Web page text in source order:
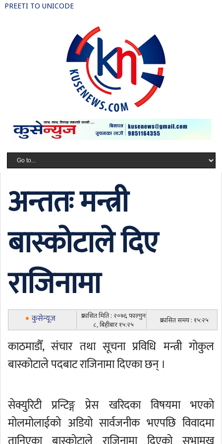
PREETI TO UNICODE
अन्ततः मन्त्री
बास्कोटाले दिए
राजिनामा
कुसेन्यूज
प्रकासित मिति : २०७६ फाल्गुन
८, बिहीबार १५:२५
प्रकासित समय : १५:२५
काठमाडाैँ, संचार तथा सूचना प्रविधि मन्त्री गोकुल
बास्कोटाले पदबाट राजिनामा दिएका छन् ।
सेक्युरिटी प्रन्टिङ्ग प्रेस खरिदका विषयमा भएको
मोलमोलाईको अडियो सार्वजनीक भएपछि विवादमा